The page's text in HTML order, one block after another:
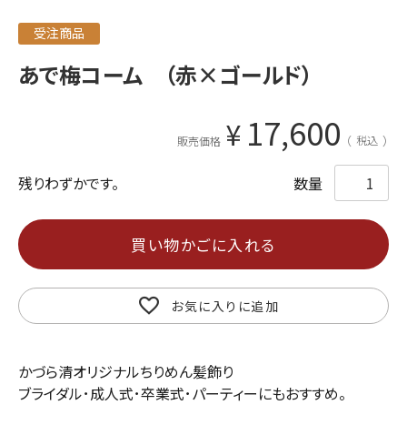
受注商品
あで梅コーム （赤×ゴールド）
販売価格 ¥ 17,600 税込
残りわずかです。
お気に入りに追加
買い物かごに入れる
かづら清オリジナルちりめん髪飾り
ブライダル･成人式･卒業式･パーティーにもおすすめ。